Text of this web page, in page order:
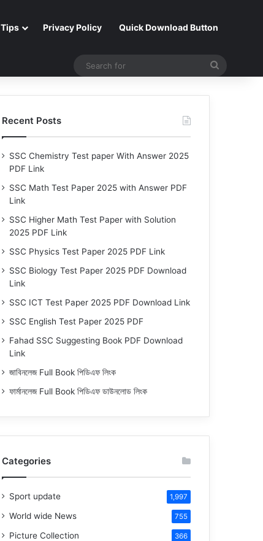
Tips Privacy Policy Quick Download Button
Recent Posts
SSC Chemistry Test paper With Answer 2025
PDF Link
SSC Math Test Paper 2025 with Answer PDF
Link
SSC Higher Math Test Paper with Solution
2025 PDF Link
SSC Physics Test Paper 2025 PDF Link
SSC Biology Test Paper 2025 PDF Download
Link
SSC ICT Test Paper 2025 PDF Download Link
SSC English Test Paper 2025 PDF
Fahad SSC Suggesting Book PDF Download
Link
জাবিনলেজ Full Book পিডিএফ লিংক
ফার্মানলেজ Full Book পিডিএফ ডাউনলোড লিংক
Categories
Sport update 1,997
World wide News 755
Picture Collection 366